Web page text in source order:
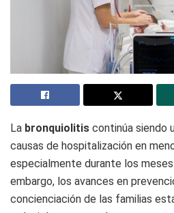
La bronquiolitis continúa siendo
causas de hospitalización en
especialmente durante los
embargo, los avances en
concienciación de las familias